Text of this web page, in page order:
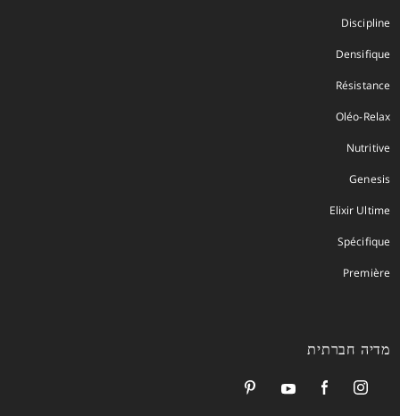
Discipline
Densifique
Résistance
Oléo-Relax
Nutritive
Genesis
Elixir Ultime
Spécifique
Première
מדיה חברתית